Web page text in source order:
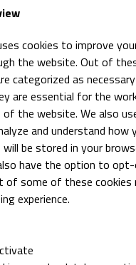
cookies to improve
the website. Out of
categorized as
are essential for the
the website. We also
and understand how
will be stored in your
have the option to
of some of these cookies
experience.